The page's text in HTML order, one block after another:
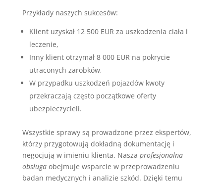
Przykłady naszych sukcesów:
Klient uzyskał 12 500 EUR za uszkodzenia ciała i
leczenie,
Inny klient otrzymał 8 000 EUR na pokrycie
utraconych zarobków,
W przypadku uszkodzeń pojazdów kwoty
przekraczają często początkowe oferty
ubezpieczycieli.
Wszystkie sprawy są prowadzone przez ekspertów,
którzy przygotowują dokładną dokumentację i
negocjują w imieniu klienta. Nasza profesjonalna
obsługaobejmuje wsparcie w przeprowadzeniu
badan medycznych i analizie szkód. Dzięki temu